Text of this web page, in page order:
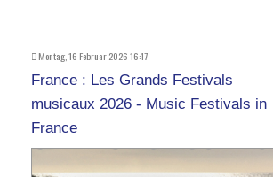
Montag, 16 Februar 2026 16:17
France : Les Grands Festivals
musicaux 2026 - Music Festivals in
France